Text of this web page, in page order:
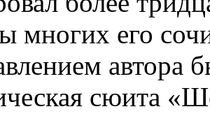
многих его
автора
сюита